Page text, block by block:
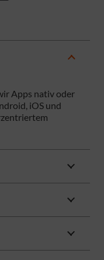
Apps nativ oder
iOS und